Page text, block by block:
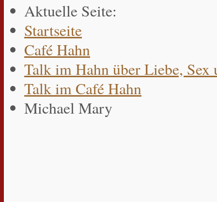
Aktuelle Seite:
Startseite
Café Hahn
Talk im Hahn über Liebe, Sex
Talk im Café Hahn
Michael Mary